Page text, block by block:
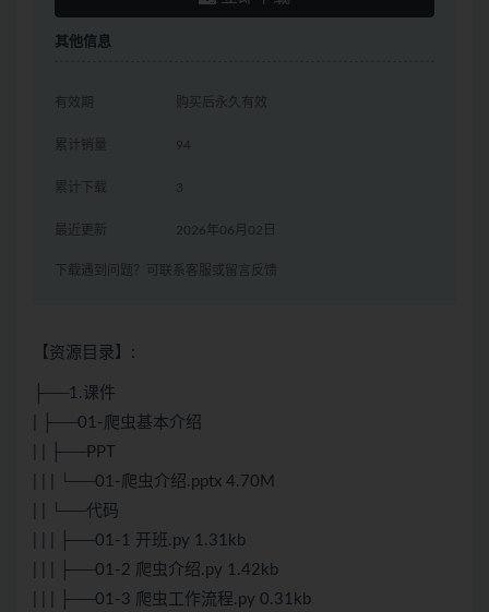
其他信息
有效期 购买后永久有效
累计销量 94
累计下载 3
最近更新 2026年06月02日
下载遇到问题？可联系客服或留言反馈
【资源目录】:
├──1.课件
| ├──01-爬虫基本介绍
| | ├──PPT
| | | └──01-爬虫介绍.pptx 4.70M
| | └──代码
| | | ├──01-1 开班.py 1.31kb
| | | ├──01-2 爬虫介绍.py 1.42kb
| | | ├──01-3 爬虫工作流程.py 0.31kb